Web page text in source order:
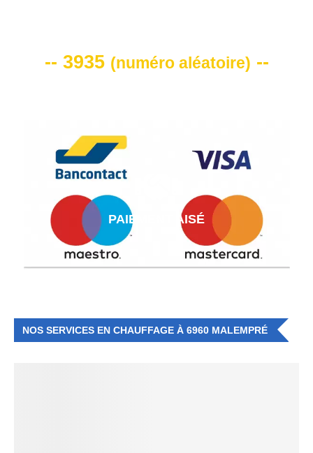
-- 3935 (numéro aléatoire) --
PAIEMENT AISÉ
NOS SERVICES EN CHAUFFAGE À 6960 MALEMPRÉ